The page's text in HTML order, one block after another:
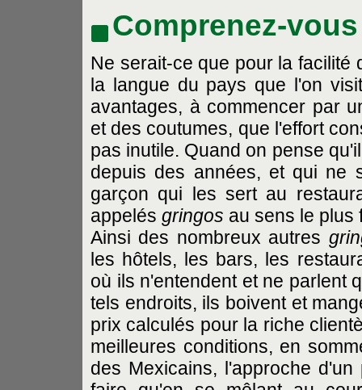
Comprenez-
Ne serait-ce que pour la facilité
la langue du pays que l'on
avantages, à commencer par
et des coutumes, que l'effort
pas inutile. Quand on pense
depuis des années, et qui ne
garçon qui les sert au
appelés gringos au sens le plus
Ainsi des nombreux autres
les hôtels, les bars, les
où ils n'entendent et ne parlent
tels endroits, ils boivent et
prix calculés pour la riche
meilleures conditions, en
des Mexicains, l'approche